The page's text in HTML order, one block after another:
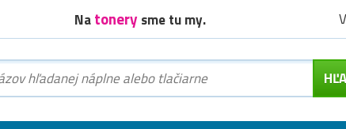
Natonery sme tu my.